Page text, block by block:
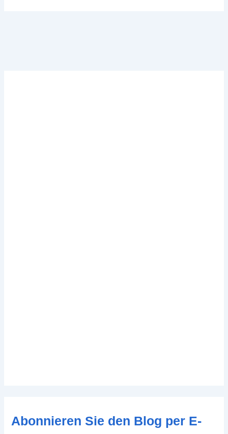
Abonnieren Sie den Blog per E-